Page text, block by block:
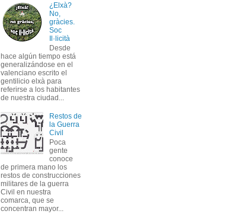
¿Elxà?
No,
gràcies.
Soc
Il·licità
Desde
hace algún tiempo está
generalizándose en el
valenciano escrito el
gentilicio elxà para
referirse a los habitantes
de nuestra ciudad...
Restos de
la Guerra
Civil
Poca
gente
conoce
de primera mano los
restos de construcciones
militares de la guerra
Civil en nuestra
comarca, que se
concentran mayor...